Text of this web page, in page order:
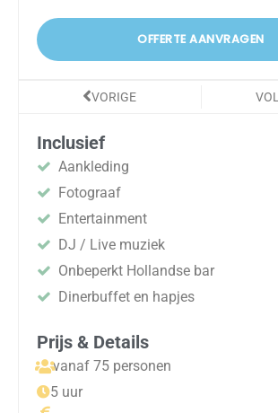
OFFERTE AANVRAGEN
Vorige
VORIGE
Inclusief
Aankleding
Fotograaf
Entertainment
DJ / Live muziek
Onbeperkt Hollandse bar
Dinerbuffet en hapjes
Prijs & Details
vanaf 75 personen
5 uur